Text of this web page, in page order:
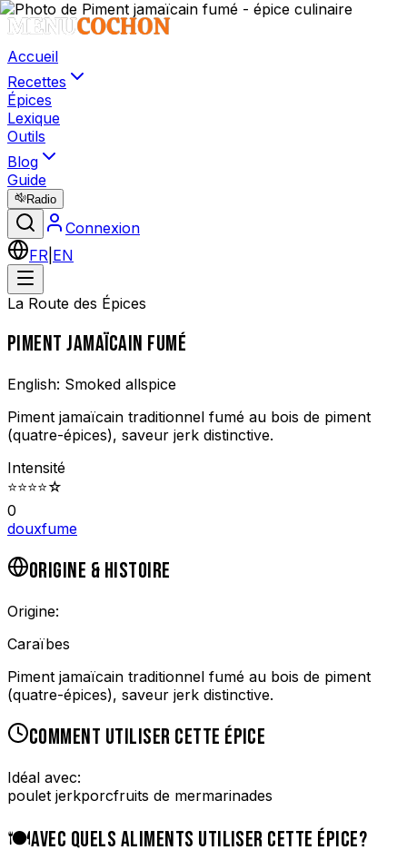
Accueil
Recettes
Épices
Lexique
Outils
Blog
Guide
Radio
Connexion
FR EN
La Route des Épices
PIMENT JAMAÏCAIN FUMÉ
English: Smoked allspice
Piment jamaïcain traditionnel fumé au bois de piment
(quatre-épices), saveur jerk distinctive.
Intensité
⭐⭐⭐⭐☆
0
douxfume
ORIGINE & HISTOIRE
Origine:
Caraïbes
Piment jamaïcain traditionnel fumé au bois de piment
(quatre-épices), saveur jerk distinctive.
COMMENT UTILISER CETTE ÉPICE
Idéal avec:
poulet jerkporcfruits de mermarinades
🍽️AVEC QUELS ALIMENTS UTILISER CETTE ÉPICE?